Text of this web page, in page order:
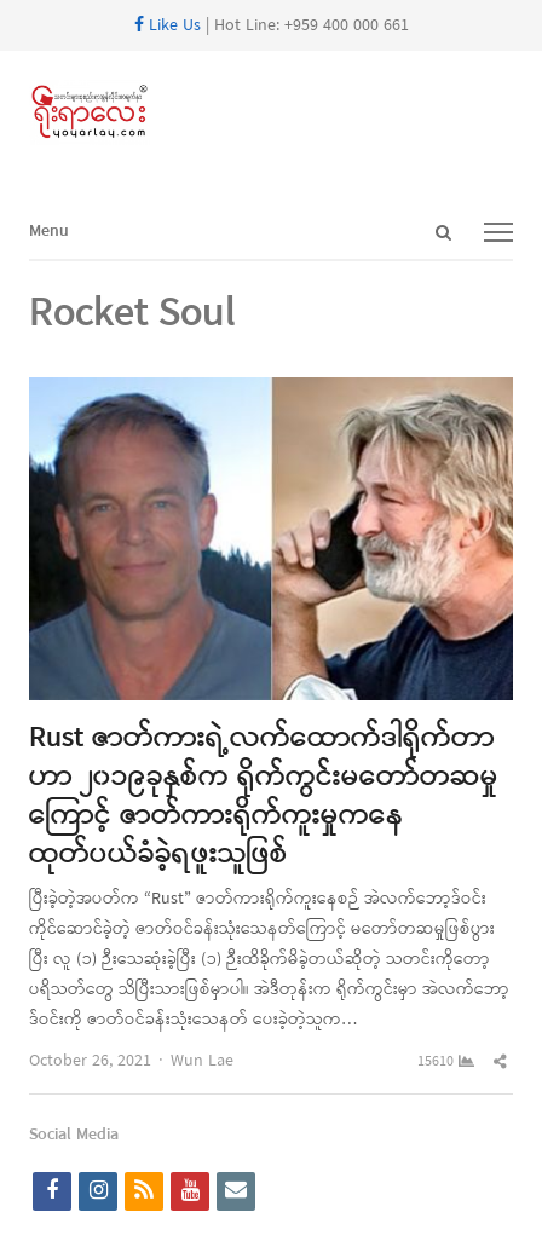
Like Us| Hot Line: +959 400 000 661
Open
Menu
Menu
Rocket Soul
Rust ဇာတ်ကားရဲ့လက်ထောက်ဒါရိုက်တာ
ဟာ ၂၀၁၉ခုနှစ်က ရိုက်ကွင်းမတော်တဆမှု
ကြောင့် ဇာတ်ကားရိုက်ကူးမှုကနေ
ထုတ်ပယ်ခံခဲ့ရဖူးသူဖြစ်
ပြီးခဲ့တဲ့အပတ်က “Rust” ဇာတ်ကားရိုက်ကူးနေစဉ် အဲလက်ဘော့ဒ်ဝင်း
ကိုင်ဆောင်ခဲ့တဲ့ ဇာတ်ဝင်ခန်းသုံးသေနတ်ကြောင့် မတော်တဆမှုဖြစ်ပွား
ပြီး လူ (၁) ဉီးသေဆုံးခဲ့ပြီး (၁) ဉီးထိခိုက်မိခဲ့တယ်ဆိုတဲ့ သတင်းကိုတော့
ပရိသတ်တွေ သိပြီးသားဖြစ်မှာပါ။ အဲဒီတုန်းက ရိုက်ကွင်းမှာ အဲလက်ဘော့
ဒ်ဝင်းကို ဇာတ်ဝင်ခန်းသုံးသေနတ် ပေးခဲ့တဲ့သူက…
October 26, 2021
Author
Wun Lae 15610
Social Media
f
i
r
y
e